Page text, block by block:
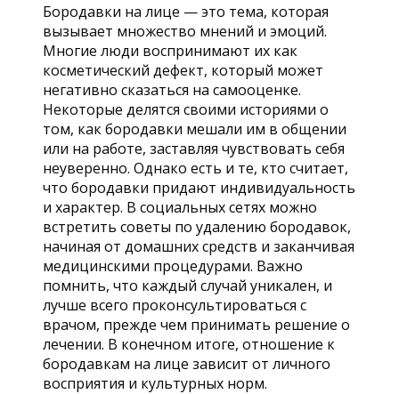
Бородавки на лице — это тема, которая
вызывает множество мнений и эмоций.
Многие люди воспринимают их как
косметический дефект, который может
негативно сказаться на самооценке.
Некоторые делятся своими историями о
том, как бородавки мешали им в общении
или на работе, заставляя чувствовать себя
неуверенно. Однако есть и те, кто считает,
что бородавки придают индивидуальность
и характер. В социальных сетях можно
встретить советы по удалению бородавок,
начиная от домашних средств и заканчивая
медицинскими процедурами. Важно
помнить, что каждый случай уникален, и
лучше всего проконсультироваться с
врачом, прежде чем принимать решение о
лечении. В конечном итоге, отношение к
бородавкам на лице зависит от личного
восприятия и культурных норм.